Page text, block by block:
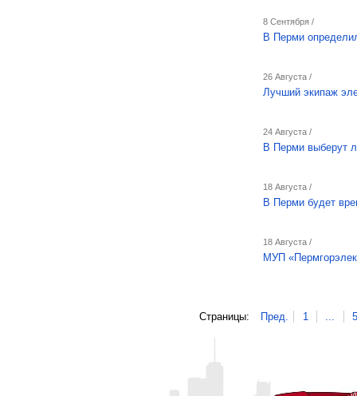
8 Сентября /
В Перми
26 Августа /
Лучший экипаж
24 Августа /
В Перми выберут
18 Августа /
В Перми будет
18 Августа /
МУП
Страницы: Пред. 1